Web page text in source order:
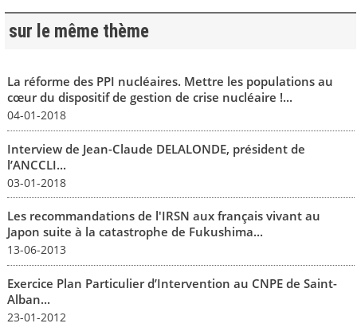
sur le même thème
La réforme des PPI nucléaires. Mettre les populations au
cœur du dispositif de gestion de crise nucléaire !...
04-01-2018
Interview de Jean-Claude DELALONDE, président de
l’ANCCLI...
03-01-2018
Les recommandations de l'IRSN aux français vivant au
Japon suite à la catastrophe de Fukushima...
13-06-2013
Exercice Plan Particulier d’Intervention au CNPE de Saint-
Alban...
23-01-2012